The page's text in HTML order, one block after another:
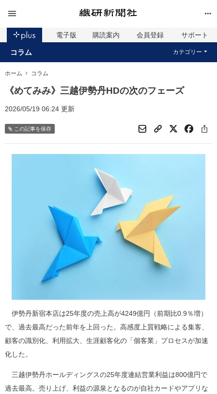
電子版 購読案内 会員登録 サポート
コラム カテゴリー
ホーム コラム
《めてみみ》三越伊勢丹HDの次のフェーズ
2026/05/19 06:24 更新
この記事を保存
伊勢丹新宿本店は25年度の売上高が4249億円（前期比0.9％増）
で、過去最高だった前年を上回った。高感度上質戦略による集客、
顧客の識別化、利用拡大、生涯顧客化の「個客業」プロセスが加速
化した。
三越伊勢丹ホールディングスの25年度連結営業利益は800億円で
過去最高。売り上げ、利益の源泉となるのが自社カードやアプリな